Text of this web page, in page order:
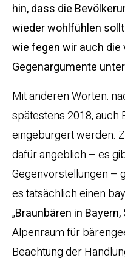
hin, dass die
wieder wohlfühlen
wie fegen wir auch
Gegenargumente
Mit anderen Worten:
spätestens 2018, auch
eingebürgert werden.
dafür angeblich – es
Gegenvorstellungen –
es tatsächlich einen
„Braunbären in Bayern,
Alpenraum für
Beachtung der